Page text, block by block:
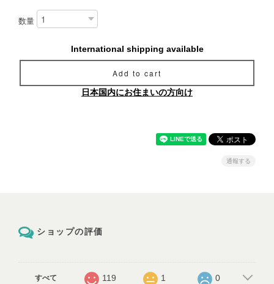
数量
International shipping available
Add to cart
日本国内にお住まいの方向け
通報する
ショップの評価
すべて 119 1 0